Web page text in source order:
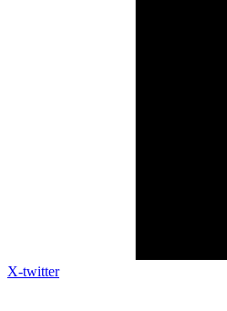
X-twitter